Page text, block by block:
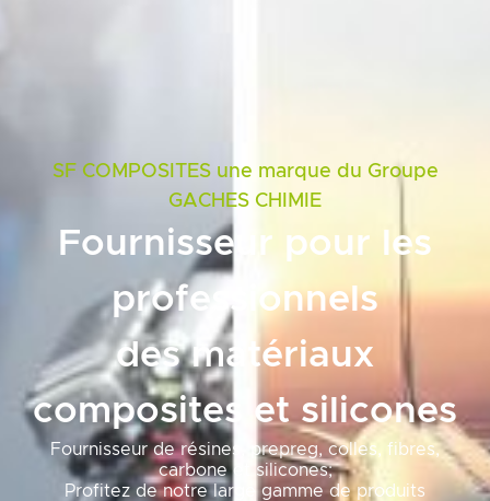
SF COMPOSITES une marque du Groupe
GACHES CHIMIE
Fournisseur pour les
professionnels
des matériaux
composites et silicones
Fournisseur de résines, prepreg, colles, fibres,
carbone et silicones;
Profitez de notre large gamme de produits